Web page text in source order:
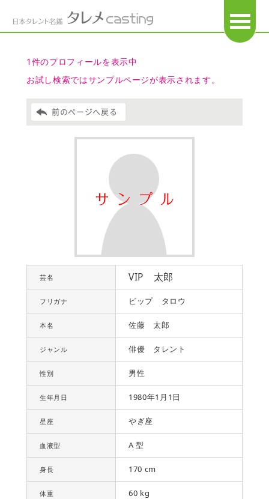
1件のプロフィールを表示中
お試し検索ではサンプルページが表示されます。
前のページへ戻る
芸名 VIP 太郎
フリガナ ビップ タロウ
本名 佐藤 太郎
ジャンル 俳優 タレント
性別 男性
生年月日 1980年1月1日
星座 やぎ座
血液型 A 型
身長 170 cm
体重 60 kg